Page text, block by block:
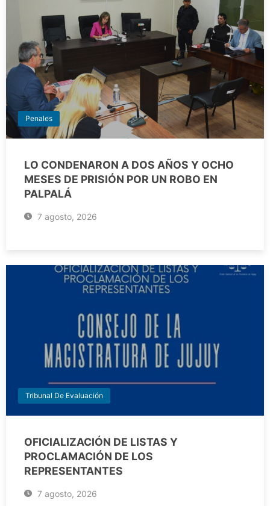
Penales
LO CONDENARON A DOS AÑOS Y OCHO
MESES DE PRISIÓN POR UN ROBO EN
PALPALÁ
7 agosto, 2026
Tribunal De Evaluación
OFICIALIZACIÓN DE LISTAS Y
PROCLAMACIÓN DE LOS
REPRESENTANTES
7 agosto, 2026